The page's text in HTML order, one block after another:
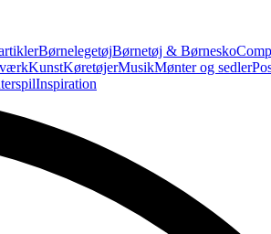
BørnelegetøjBørnetøj & Børnesko
KunstKøretøjerMusikMønter og sedler
Inspiration